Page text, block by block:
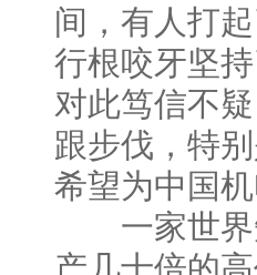
间，有人打
行根咬牙坚
对此笃信不
跟步伐，特
希望为中国
一家世界